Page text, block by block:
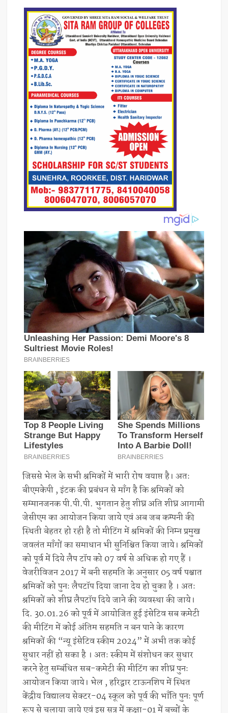
जिससे भेल के सभी श्रमिकों में भारी रोष वयाप्त है। अतः
बीएमकेपी , इंटक की प्रबंधन से माँग है कि श्रमिकों को
सम्मानजनक पी.पी.पी. भुगतान हेतु शीघ्र अति शीघ्र आगामी
जेसीएम का आयोजन किया जाये एवं अब जब कम्पनी की
स्थिती बेहतर हो रही है तो मीटिंग में श्रमिकों की निम्न प्रमुख
जवलंत माँगों का समाधान भी सुनिश्चित किया जाये। श्रमिकों
को पूर्व में दिये लैप टॉप को 07 वर्ष से अधिक हो गए हैं ।
वेजरीविजन 2017 में बनी सहमति के अनुसार 05 वर्ष पश्चात
श्रमिकों को पुनः लैपटॉप दिया जाना देय हो चुका है । अतः
श्रमिकों को शीघ्र लैपटॉप दिये जाने की व्यवस्था की जाये।
दि. 30.01.26 को पूर्व में आयोजित हुई इंसेटिव सब कमेटी
की मीटिंग में कोई अंतिम सहमति न बन पाने के कारण
श्रमिकों की “न्यू इंसेटिव स्कीम 2024” में अभी तक कोई
सुधार नहीं हो सका है । अतः स्कीम में संशोधन कर सुधार
करने हेतु सम्बंधित सब-कमेटी की मीटिंग का शीघ्र पुनः
आयोजन किया जाये। भेल , हरिद्वार टाऊनशिप में स्थित
केंद्रीय विद्यालय सेक्टर-04 स्कूल को पूर्व की भाँति पुनः पूर्ण
रूप से चलाया जाये एवं इस सत्र में कक्षा-01 में बच्चों के